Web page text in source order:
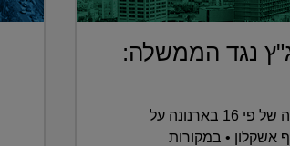
נגד הממשלה:
העתירה הוגשה בעקבות העלאה של פי 16 בארנונה על
אשקלון • במקורות